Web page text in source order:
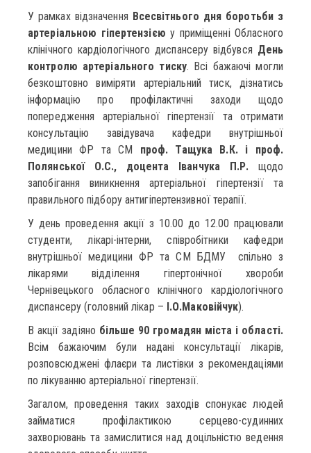
У рамках відзначення Всесвітнього дня боротьби з
артеріальною гіпертензією у приміщенні Обласного
клінічного кардіологічного диспансеру відбувся День
контролю артеріального тиску. Всі бажаючі могли
безкоштовно виміряти артеріальний тиск, дізнатись
інформацію про профілактичні заходи щодо
попередження артеріальної гіпертензії та отримати
консультацію завідувача кафедри внутрішньої
медицини ФР та СМ проф. Тащука В.К. і проф.
Полянської О.С., доцента Іванчука П.Р.щодо
запобігання виникнення артеріальної гіпертензії та
правильного підбору антигіпертензивної терапії.
У день проведення акції з 10.00 до 12.00 працювали
студенти, лікарі-інтерни, співробітники кафедри
внутрішньої медицини ФР та СМ БДМУ спільно з
лікарями відділення гіпертонічної хвороби
Чернівецького обласного клінічного кардіологічного
диспансеру (головний лікар – І.О.Маковійчук).
В акції задіяно більше 90 громадян міста і області.
Всім бажаючим були надані консультації лікарів,
розповсюджені флаєри та листівки з рекомендаціями
по лікуванню артеріальної гіпертензії.
Загалом, проведення таких заходів спонукає людей
займатися профілактикою серцево-судинних
захворювань та замислитися над доцільністю ведення